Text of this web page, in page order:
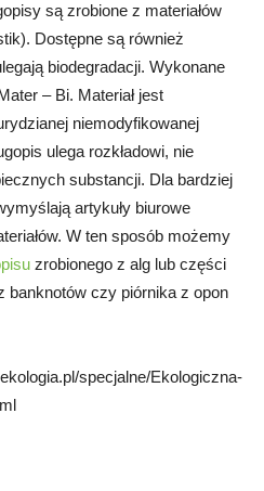
są zrobione z materiałów
Dostępne są również
biodegradacji. Wykonane
– Bi. Materiał jest
niemodyfikowanej
ulega rozkładowi, nie
substancji. Dla bardziej
artykuły biurowe
W ten sposób możemy
zrobionego z alg lub części
banknotów czy piórnika z opon
specjalne/Ekologiczna-